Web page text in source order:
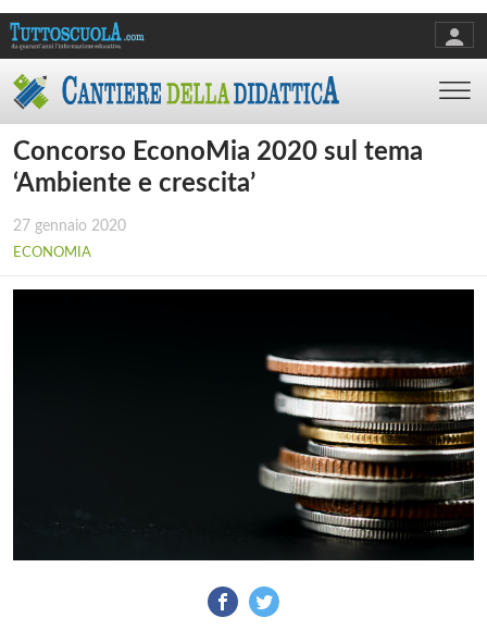
Concorso EconoMia 2020 sul tema
‘Ambiente e crescita’
27 gennaio 2020
ECONOMIA